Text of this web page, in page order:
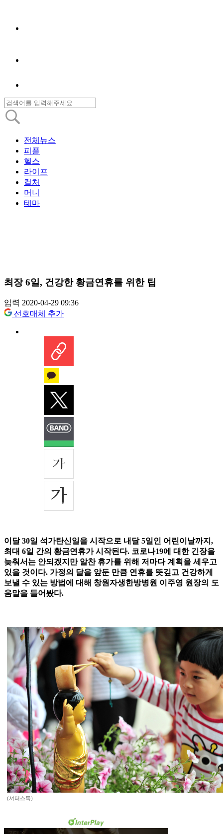
전체뉴스
피플
헬스
라이프
컬처
머니
테마
최장 6일, 건강한 황금연휴를 위한 팁
입력 2020-04-29 09:36
선호매체 추가
이달 30일 석가탄신일을 시작으로 내달 5일인 어린이날까지,
최대 6일 간의 황금연휴가 시작된다. 코로나19에 대한 긴장을
늦춰서는 안되겠지만 알찬 휴가를 위해 저마다 계획을 세우고
있을 것이다. 가정의 달을 앞둔 만큼 연휴를 뜻깊고 건강하게
보낼 수 있는 방법에 대해 창원자생한방병원 이주영 원장의 도
움말을 들어봤다.
(셔터스톡)